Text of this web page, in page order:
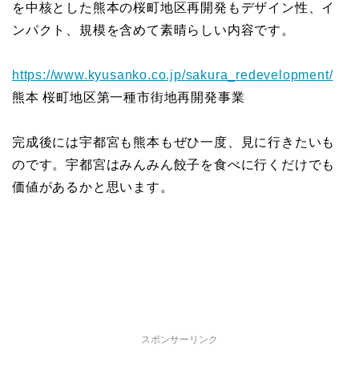
を中核とした熊本の桜町地区再開発もデザイン性、イ
ンパクト、規模を含めて素晴らしい内容です。
https://www.kyusanko.co.jp/sakura_redevelopment/
熊本 桜町地区第一種市街地再開発事業
完成後には宇都宮も熊本もぜひ一度、見に行きたいも
のです。宇都宮はみんみん餃子を食べに行くだけでも
価値があるかと思います。
スポンサーリンク